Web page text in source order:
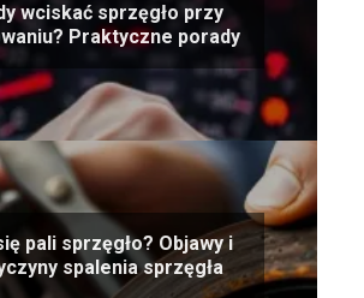
wciskać sprzęgło przy
Praktyczne porady
pali sprzęgło? Objawy i
spalenia sprzęgła